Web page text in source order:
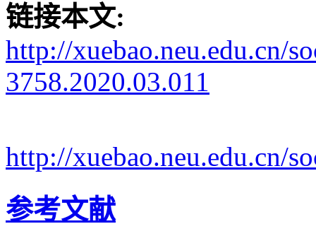
链接本文:
http://xuebao.neu.edu.cn/
3758.2020.03.011
http://xuebao.neu.edu.cn/
参考文献